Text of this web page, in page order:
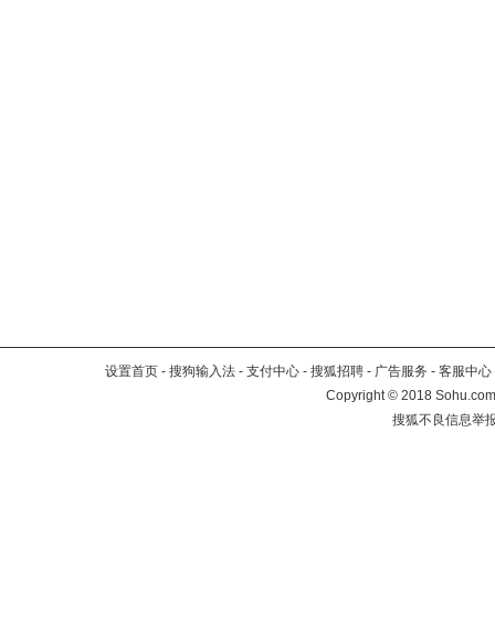
设置首页 - 搜狗输入法 - 支付中心 - 搜狐招聘 - 广告服务 - 客服中心
Copyright©2018
搜狐不良信息举